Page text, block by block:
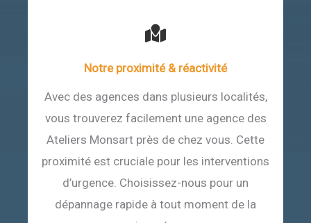
Notre proximité & réactivité
Avec des agences dans plusieurs localités,
vous trouverez facilement une agence des
Ateliers Monsart près de chez vous. Cette
proximité est cruciale pour les interventions
d’urgence. Choisissez-nous pour un
dépannage rapide à tout moment de la